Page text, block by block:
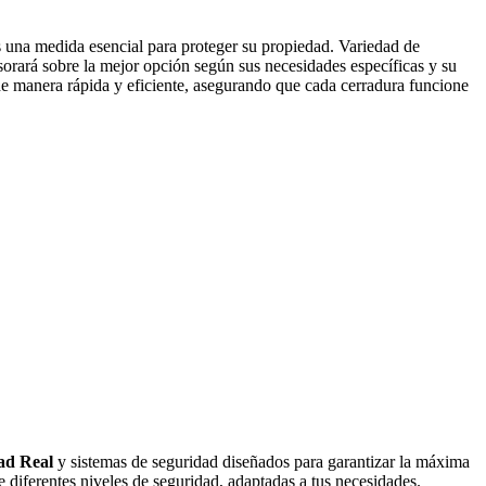
medida esencial para proteger su propiedad. Variedad de
sobre la mejor opción según sus necesidades específicas y su
rápida y eficiente, asegurando que cada cerradura funcione
Real y sistemas de seguridad diseñados para garantizar la máxima
niveles de seguridad, adaptadas a tus necesidades.